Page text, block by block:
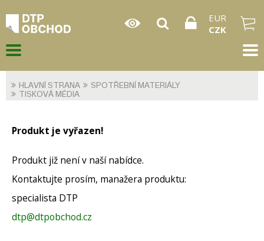
EUR
CZK
HLAVNÍ STRANA
SPOTŘEBNÍ MATERIÁLY
TISKOVÁ MÉDIA
Produkt je vyřazen!
Produkt již není v naší nabídce.
Kontaktujte prosím, manažera produktu:
specialista DTP
dtp@dtpobchod.cz